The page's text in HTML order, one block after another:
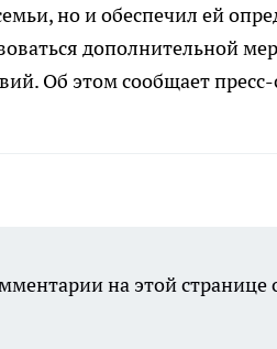
но и обеспечил ей
дополнительной
Об этом сообщает
на этой странице